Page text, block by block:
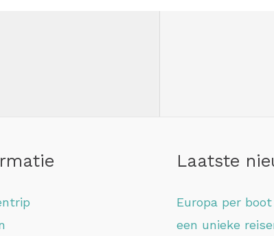
Laatste
Europa per
een unieke